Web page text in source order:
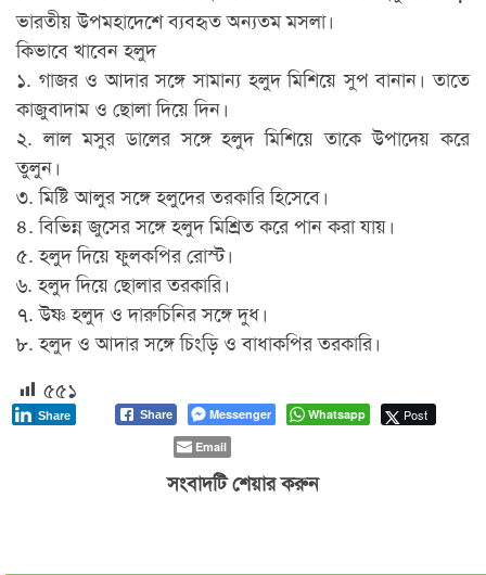
ভারতীয় উপমহাদেশে ব্যবহৃত অন্যতম মসলা।
কিভাবে খাবেন হলুদ
১. গাজর ও আদার সঙ্গে সামান্য হলুদ মিশিয়ে সুপ বানান। তাতে
কাজুবাদাম ও ছোলা দিয়ে দিন।
২. লাল মসুর ডালের সঙ্গে হলুদ মিশিয়ে তাকে উপাদেয় করে
তুলুন।
৩. মিষ্টি আলুর সঙ্গে হলুদের তরকারি হিসেবে।
৪. বিভিন্ন জুসের সঙ্গে হলুদ মিশ্রিত করে পান করা যায়।
৫. হলুদ দিয়ে ফুলকপির রোস্ট।
৬. হলুদ দিয়ে ছোলার তরকারি।
৭. উষ্ণ হলুদ ও দারুচিনির সঙ্গে দুধ।
৮. হলুদ ও আদার সঙ্গে চিংড়ি ও বাধাকপির তরকারি।
৫৫১
Share Messenger Whatsapp Post
Share
Email
সংবাদটি শেয়ার করুন